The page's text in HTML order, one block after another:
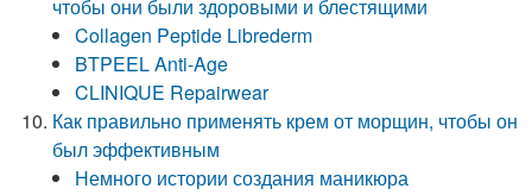
чтобы они были здоровыми и блестящими
Collagen Peptide Librederm
BTPEEL Anti-Age
CLINIQUE Repairwear
Как правильно применять крем от морщин, чтобы он
был эффективным
Немного истории создания маникюра